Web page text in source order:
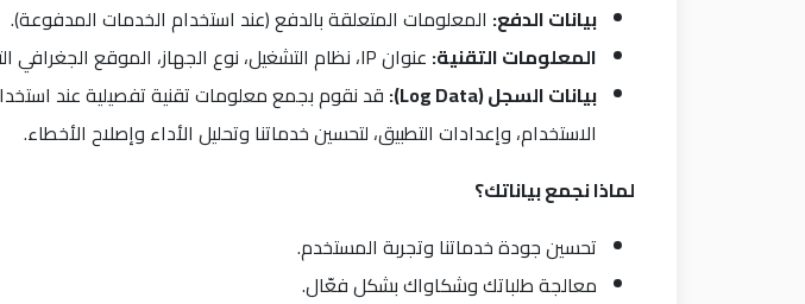
بيانات الدفع: المعلومات المتعلقة بالدفع (عند استخدام الخدمات المدفوعة).
المعلومات التقنية: عنوان IP، نظام التشغيل، نوع الجهاز، الموقع الجغرافي التقريبي.
بيانات السجل(Log Data):
الاستخدام، وإعدادات التطبيق، لتحسين خدماتنا وتحليل الأداء وإصلاح الأخطاء.
لماذا نجمع بياناتك؟
تحسين جودة خدماتنا وتجربة المستخدم.
معالجة طلباتك وشكاواك بشكل فعّال.